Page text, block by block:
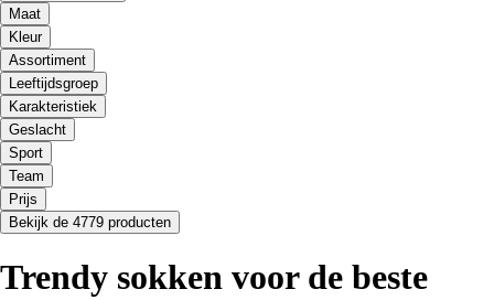
Maat
Kleur
Assortiment
Leeftijdsgroep
Karakteristiek
Geslacht
Sport
Team
Prijs
Bekijk de 4779 producten
Trendy sokken voor de beste